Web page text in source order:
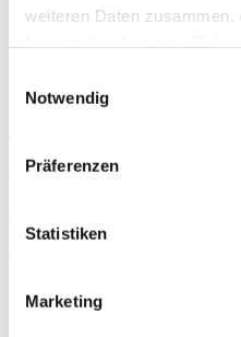
weiteren Daten zusammen,
Notwendig
Präferenzen
Statistiken
Marketing
Vivantes
Klinikum,
CBASP
Matching: